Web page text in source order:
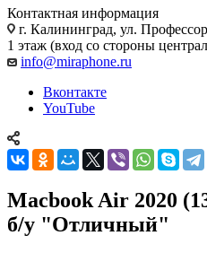
Контактная информация
г. Калининград, ул.
1 этаж (вход со стороны
info@miraphone.ru
Вконтакте
YouTube
Macbook Air 2020
б/у "Отличный"